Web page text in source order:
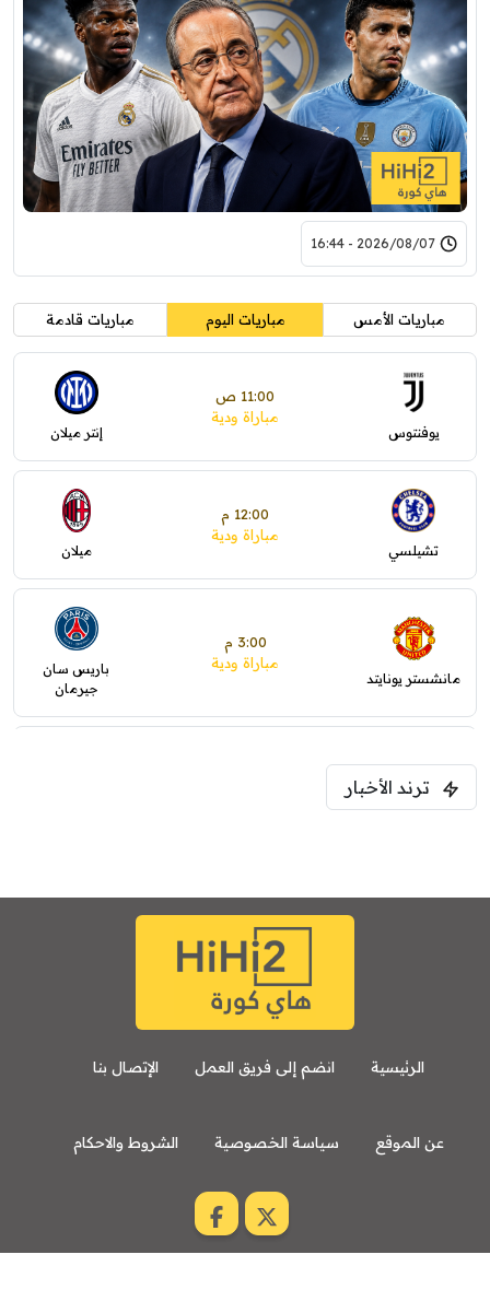
2026/08/07 - 16:44
مباريات الأمس مباريات اليوم مباريات قادمة
يوفنتوس
11:00 ص
مباراة ودية
إنتر ميلان
تشيلسي
12:00 م
مباراة ودية
ميلان
مانشستر يونايتد
3:00 م
مباراة ودية
باريس سان
جيرمان
فرينتسفاروشي
8:00 م
مباراة ودية
ترند الأخبار
الرئيسية انضم إلى فريق العمل الإتصال بنا
عن الموقع سياسة الخصوصية الشروط والاحكام